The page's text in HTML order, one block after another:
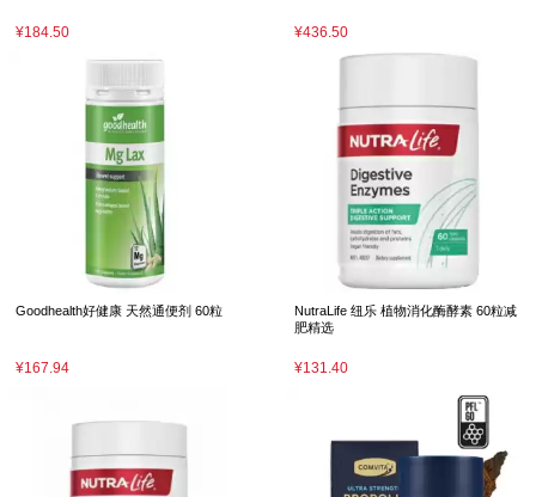
¥184.50 ¥436.50
Goodhealth好健康 天然通便剂 60粒
¥167.94
NutraLife 纽乐 植物消化酶酵素 60粒减
肥精选
¥131.40